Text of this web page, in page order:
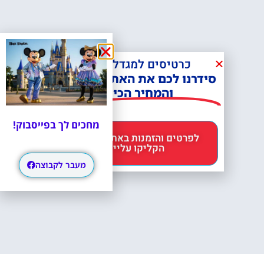
כרטיסים למגדל אייפל?
סידרנו לכם את האתר הכי אמין -
והמחיר הכי זול!
הקליקו עליי 😊
מחכים לך בפייסבוק!
מעבר לקבוצה